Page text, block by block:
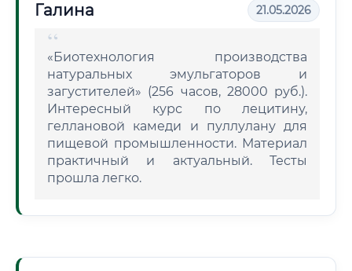
Галина 21.05.2026
«Биотехнология производства
натуральных эмульгаторов и
загустителей» (256 часов, 28000 руб.).
Интересный курс по лецитину,
геллановой камеди и пуллулану для
пищевой промышленности. Материал
практичный и актуальный. Тесты
прошла легко.